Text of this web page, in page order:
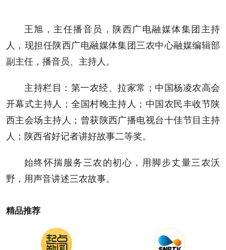
王旭，主任播音员，陕西广电融媒体集团主持
人，现担任陕西广电融媒体集团三农中心融媒编辑部
副主任，播音员、主持人。
主持栏目：第一农经、拉家常；中国杨凌农高会
开幕式主持人；全国村晚主持人；中国农民丰收节陕
西主会场主持人；曾获陕西广播电视台十佳节目主持
人；陕西省好记者讲好故事二等奖。
始终怀揣服务三农的初心，用脚步丈量三农沃
野，用声音讲述三农故事。
精品推荐